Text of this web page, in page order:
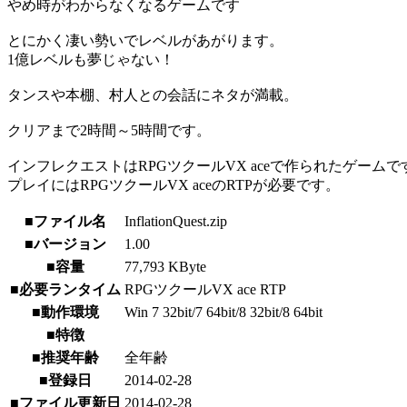
やめ時がわからなくなるゲームです
とにかく凄い勢いでレベルがあがります。
1億レベルも夢じゃない！
タンスや本棚、村人との会話にネタが満載。
クリアまで2時間～5時間です。
インフレクエストはRPGツクールVX aceで作られたゲームで
プレイにはRPGツクールVX aceのRTPが必要です。
■ファイル名
InflationQuest.zip
■バージョン
1.00
■容量
77,793 KByte
■必要ランタイム RPGツクールVX ace RTP
■動作環境
Win 7 32bit/7 64bit/8 32bit/8 64bit
■特徴
■推奨年齢
全年齢
■登録日
2014-02-28
■ファイル更新日 2014-02-28